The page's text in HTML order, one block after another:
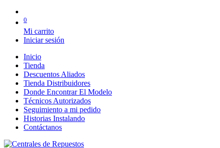
0
Mi carrito
Iniciar sesión
Inicio
Tienda
Descuentos Aliados
Tienda Distribuidores
Donde Encontrar El Modelo
Técnicos Autorizados
Seguimiento a mi pedido
Historias Instalando
Contáctanos